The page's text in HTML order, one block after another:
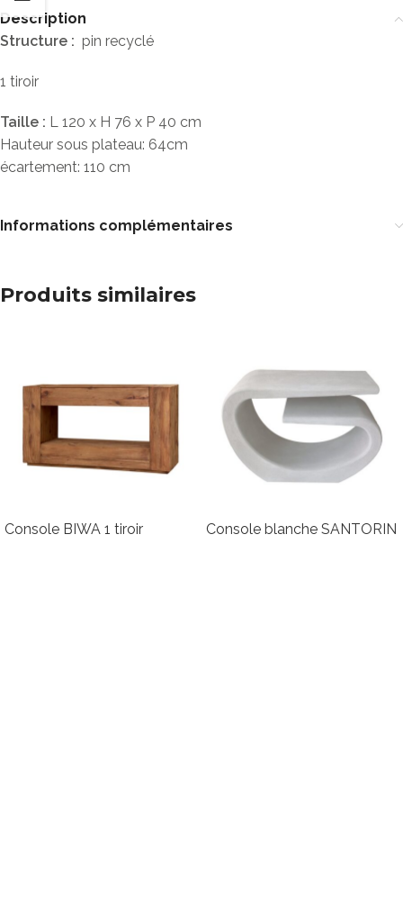
Description
Structure : pin recyclé
1 tiroir
Taille : L 120 x H 76 x P 40 cm
Hauteur sous plateau: 64cm
écartement: 110 cm
Informations complémentaires
Produits similaires
Console BIWA 1 tiroir Console blanche SANTORIN